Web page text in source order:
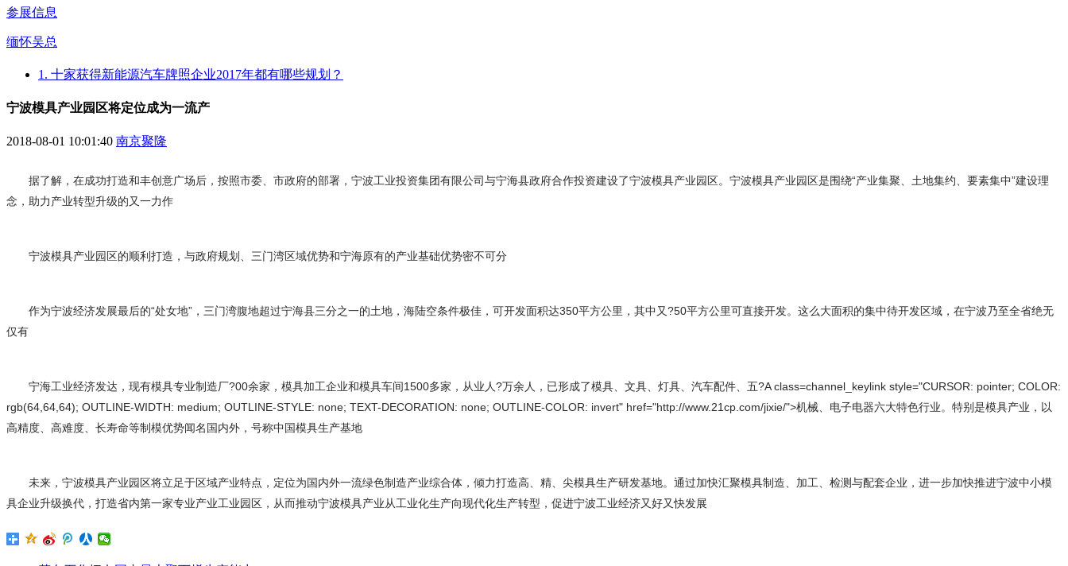
参展信息
缅怀吴总
1. 十家获得新能源汽车牌照企业2017年都有哪些规划？
宁波模具产业园区将定位成为一流产
2018-08-01 10:01:40 南京聚隆
据了解，在成功打造和丰创意广场后，按照市委、市政府的部署，宁波工业投资集团有限公司与宁海县政府合作投资建设了宁波模具产业园区。宁波模具产业园区是围绕“产业集聚、土地集约、要素集中”建设理
念，助力产业转型升级的又一力作
宁波模具产业园区的顺利打造，与政府规划、三门湾区域优势和宁海原有的产业基础优势密不可分
作为宁波经济发展最后的“处女地”，三门湾腹地超过宁海县三分之一的土地，海陆空条件极佳，可开发面积达350平方公里，其中又?50平方公里可直接开发。这么大面积的集中待开发区域，在宁波乃至全省绝无
仅有
宁海工业经济发达，现有模具专业制造厂?00余家，模具加工企业和模具车间1500多家，从业人?万余人，已形成了模具、文具、灯具、汽车配件、五?A class=channel_keylink style="CURSOR: pointer; COLOR:
rgb(64,64,64); OUTLINE-WIDTH: medium; OUTLINE-STYLE: none; TEXT-DECORATION: none; OUTLINE-COLOR: invert" href="http://www.21cp.com/jixie/">机械、电子电器六大特色行业。特别是模具产业，以
高精度、高难度、长寿命等制模优势闻名国内外，号称中国模具生产基地
未来，宁波模具产业园区将立足于区域产业特点，定位为国内外一流绿色制造产业综合体，倾力打造高、精、尖模具生产研发基地。通过加快汇聚模具制造、加工、检测与配套企业，进一步加快推进宁波中小模
具企业升级换代，打造省内第一家专业产业工业园区，从而推动宁波模具产业从工业化生产向现代化生产转型，促进宁波工业经济又好又快发展